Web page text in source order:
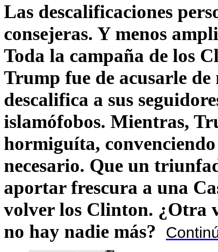
Las descalificaciones
consejeras. Y menos
Toda la campaña de los
Trump fue de acusarle
descalifica a sus
islamófobos. Mientras,
hormiguíta,
necesario. Que un
aportar frescura a una
volver los Clinton. ¿Otra
no hay nadie más?